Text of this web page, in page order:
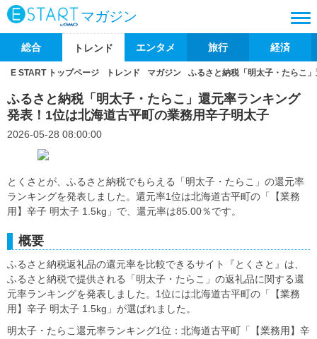
マガジン
総合 トレンド エンタメ 旅行 経済
E START トップページ トレンド マガジン ふるさと納税「明太子・たらこ
ふるさと納税「明太子・たらこ」還元率ランキング
発表！1位は北海道古平町の業務用辛子明太子
2026-05-28 08:00:00
とくさとが、ふるさと納税でもらえる「明太子・たらこ」の還元率
ランキングを発表しました。還元率1位は北海道古平町の「【業務
用】辛子 明太子 1.5kg」で、還元率は85.00％です。
概要
ふるさと納税返礼品の還元率を比較できるサイト『とくさと』は、
ふるさと納税で提供される「明太子・たらこ」の返礼品に関する還
元率ランキングを発表しました。1位には北海道古平町の「【業務
用】辛子 明太子 1.5kg」が選ばれました。
明太子・たらこ還元率ランキング1位：北海道古平町「【業務用】辛